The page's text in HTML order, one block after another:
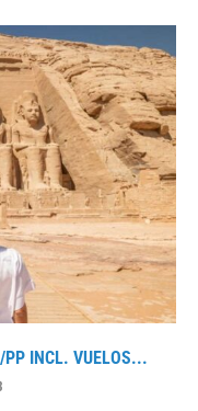
PP INCL. VUELOS...